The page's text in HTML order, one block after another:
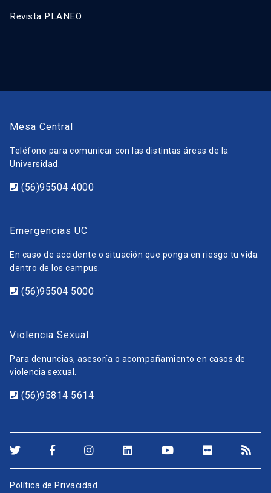
Revista PLANEO
Mesa Central
Teléfono para comunicar con las distintas áreas de la
Universidad.
(56)95504 4000
Emergencias UC
En caso de accidente o situación que ponga en riesgo tu vida
dentro de los campus.
(56)95504 5000
Violencia Sexual
Para denuncias, asesoría o acompañamiento en casos de
violencia sexual.
(56)95814 5614
Política de Privacidad